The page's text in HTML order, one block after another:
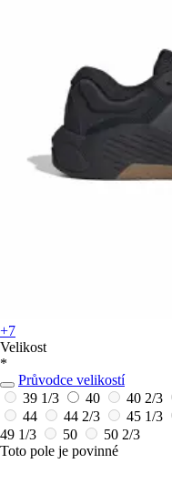
+7
Velikost
*
Průvodce velikostí
39 1/3
40 40 2/3
44
44 2/3 45 1/3
49 1/3
50
50 2/3
Toto pole je povinné